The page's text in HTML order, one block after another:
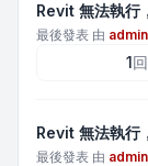
Revit 無法執行
最後發表 由 admin
1
Revit 無法執行
最後發表 由 admin